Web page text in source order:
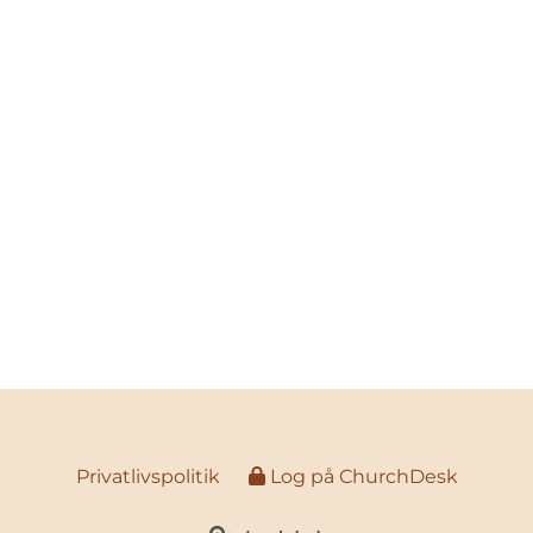
Privatlivspolitik Log på ChurchDesk